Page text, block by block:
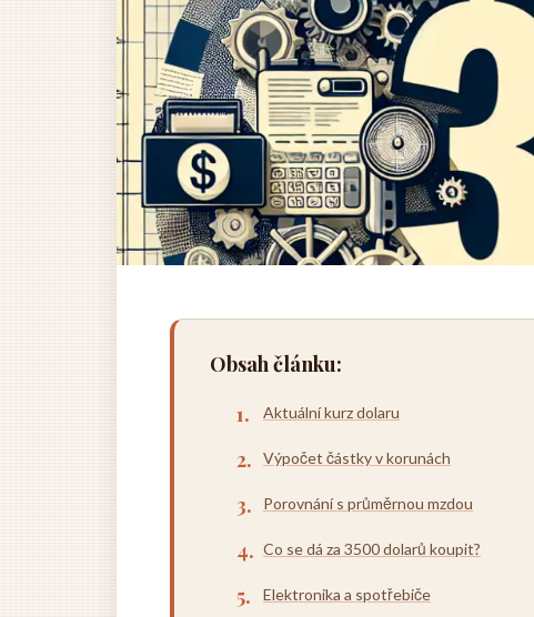
Obsah článku:
Aktuální kurz dolaru
Výpočet částky v korunách
Porovnání s průměrnou mzdou
Co se dá za 3500 dolarů koupit?
Elektronika a spotřebiče